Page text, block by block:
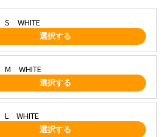
S WHITE
選択する
M WHITE
選択する
L WHITE
選択する